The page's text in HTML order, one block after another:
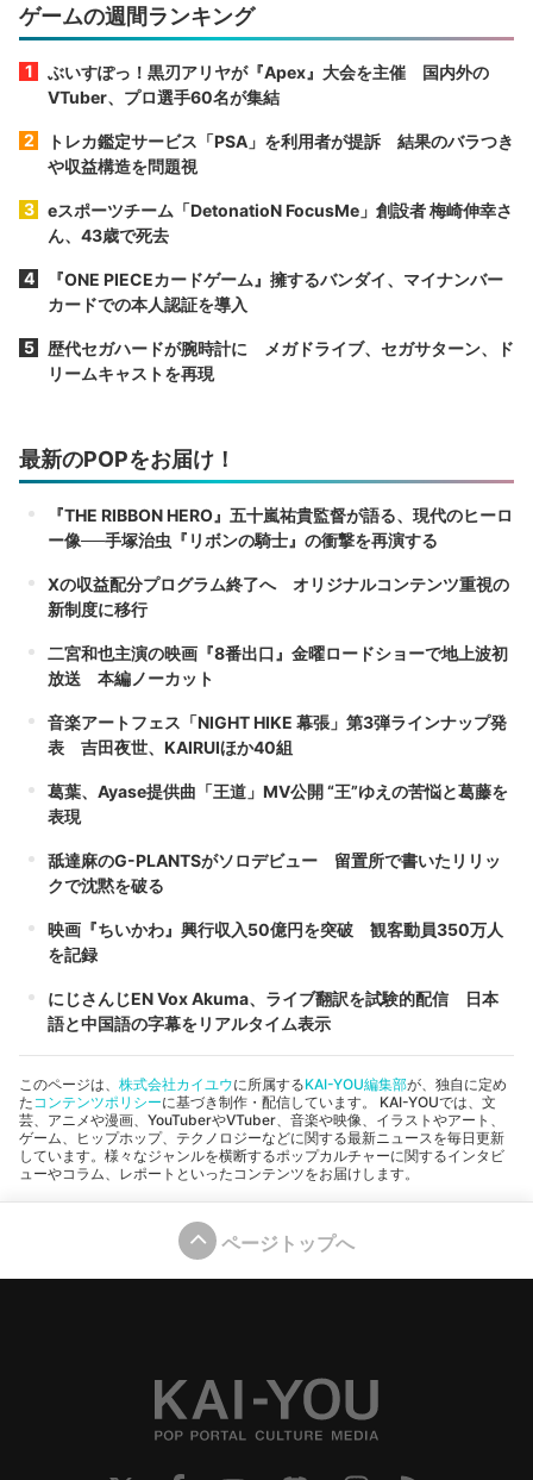
ゲームの週間ランキング
ぶいすぽっ！黒刃アリヤが『Apex』大会を主催 国内外の
VTuber、プロ選手60名が集結
トレカ鑑定サービス「PSA」を利用者が提訴 結果のバラつき
や収益構造を問題視
eスポーツチーム「DetonatioN FocusMe」創設者 梅崎伸幸さ
ん、43歳で死去
『ONE PIECEカードゲーム』擁するバンダイ、マイナンバー
カードでの本人認証を導入
歴代セガハードが腕時計に メガドライブ、セガサターン、ド
リームキャストを再現
最新のPOPをお届け！
『THE RIBBON HERO』五十嵐祐貴監督が語る、現代のヒーロ
ー像──手塚治虫『リボンの騎士』の衝撃を再演する
Xの収益配分プログラム終了へ オリジナルコンテンツ重視の
新制度に移行
二宮和也主演の映画『8番出口』金曜ロードショーで地上波初
放送 本編ノーカット
音楽アートフェス「NIGHT HIKE 幕張」第3弾ラインナップ発
表 吉田夜世、KAIRUIほか40組
葛葉、Ayase提供曲「王道」MV公開 “王”ゆえの苦悩と葛藤を
表現
舐達麻のG-PLANTSがソロデビュー 留置所で書いたリリッ
クで沈黙を破る
映画『ちいかわ』興行収入50億円を突破 観客動員350万人
を記録
にじさんじEN Vox Akuma、ライブ翻訳を試験的配信 日本
語と中国語の字幕をリアルタイム表示
このページは、 株式会社カイユウに所属するKAI-YOU編集部が、独自に定め
た コンテンツポリシーに基づき制作・配信しています。 KAI-YOUでは、文
芸、アニメや漫画、YouTuberやVTuber、音楽や映像、イラストやアート、
ゲーム、ヒップホップ、テクノロジーなどに関する最新ニュースを毎日更新
しています。様々なジャンルを横断するポップカルチャーに関するインタビ
ューやコラム、レポートといったコンテンツをお届けします。
ページトップへ